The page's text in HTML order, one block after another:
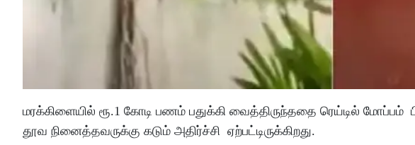
மரக்கிளையில் ரூ.1 கோடி பணம் பதுக்கி வைத்திருந்ததை ரெய்டில்
தூவ நினைத்தவருக்கு கடும் அதிர்ச்சி ஏற்பட்டிருக்கிறது.